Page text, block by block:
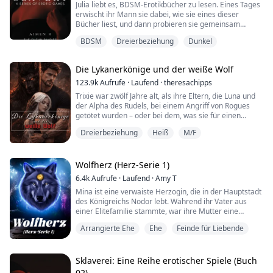
Julia liebt es, BDSM-Erotikbücher zu lesen. Eines Tages
erwischt ihr Mann sie dabei, wie sie eines dieser
Bücher liest, und dann probieren sie gemeinsam
genießt es sehr, diese Liebesspiele mit ihrem Mann zu
wie alles begann und wie es weitergeht!
Dies ist Buch 03 der Sklaverei-Serie.
BDSM Dreierbeziehung Dunkel
Die Lykanerkönige und der weiße Wolf
123.9kAufrufe · Laufend ·theresachipps
Trixie war zwölf Jahre alt, als ihre Eltern, die Luna und
der Alpha des Rudels, bei einem Angriff von Rogues
getötet wurden – oder bei dem, was sie für einen
Erbin, hätte sie als Nächste den Platz des Alphas
Fünf Jahre lang schon misshandelten ihr Onkel und
seine Familie sie. Sie nahmen ihr ihren Titel, rissen ihr
alles weg, was ihr zustand. Immer wieder versuchte er,
ihr das Erbe streitig zu machen, das ihre Eltern ihr
hinterlassen hatten. Doch die Zeit arbeitete nicht für
ihn, und so meldete ihr Onkel Melvin sie für das
alljährliche Turnier im Palast an. Dort plante er, Trixie
Dreierbeziehung Heiß M/F
Wolfherz (Herz-Serie 1)
6.4kAufrufe · Laufend ·Amy T
Mina ist eine verwaiste Herzogin, die in der Hauptstadt
des Königreichs Nodor lebt. Während ihr Vater aus
einer Elitefamilie stammte, war ihre Mutter eine
Gesellschaft von Athea sah auf Mina und ihr exotisches
Kommandant Jayden, ein Kriegsheld und Bastard mit
Arrangierte Ehe Ehe Feinde für Liebende
Sklaverei: Eine Reihe erotischer Spiele (Buch